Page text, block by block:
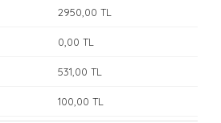
2950 ,00 TL
0 ,00 TL
531 ,00 TL
100 ,00 TL